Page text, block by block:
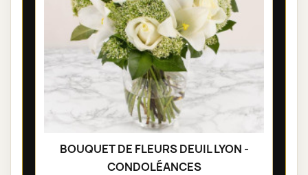
BOUQUET DE FLEURS DEUIL LYON -
CONDOLÉANCES